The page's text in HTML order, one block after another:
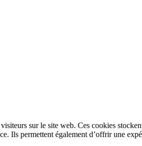
sur le site web. Ces cookies
Ils permettent également d’offrir une